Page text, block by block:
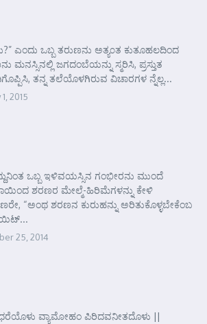
ಎಂದು ಒಬ್ಬ ತರುಣನು ಅತ್ಯ೦ತ ಕುತೂಹಲದಿಂದ
ಮನಸ್ಸಿನಲ್ಲಿ ಜಗದಂಬೆಯನ್ನು ಸ್ಮರಿಸಿ, ಪ್ರಸ್ತುತ
ತನ್ನ ತಲೆಯೊಳಗಿರುವ ವಿಚಾರಗಳ ನ್ನೆಲ್ಲ...
2015
ಒಬ್ಬ ಇಳಿವಯಸ್ಸಿನ ಗಂಭೀರನು ಮುಂದೆ
ಶರಣರ ಮೇಲ್ಮೆ-ಹಿರಿಮೆಗಳನ್ನು ಕೇಳಿ
“ಅಂಥ ಶರಣನ ಕುರುಹನ್ನು ಅರಿತುಕೊಳ್ಳಬೇಕೆಂಬ
25, 2014
ವ್ಯಾಮೋಹಂ ಪಿರಿದವನೀತದೊಳು ||